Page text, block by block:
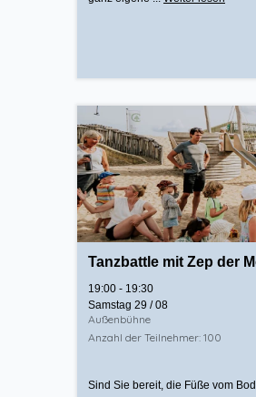
Tanzbattle mit Zep der
19:00 - 19:30
Samstag 29 / 08
Außenbühne
Anzahl der Teilnehmer: 100
Sind Sie bereit, die Füße vom